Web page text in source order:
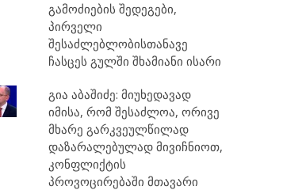
გამოძიების შედეგები,
პირველი
შესაძლებლობისთანავე
ჩასცეს გულში შხამიანი ისარი
გია აბაშიძე: მიუხედავად
იმისა, რომ შესაძლოა, ორივე
მხარე გარკვეულწილად
დაზარალებულად მივიჩნიოთ,
კონფლიქტის
პროვოცირებაში მთავარი